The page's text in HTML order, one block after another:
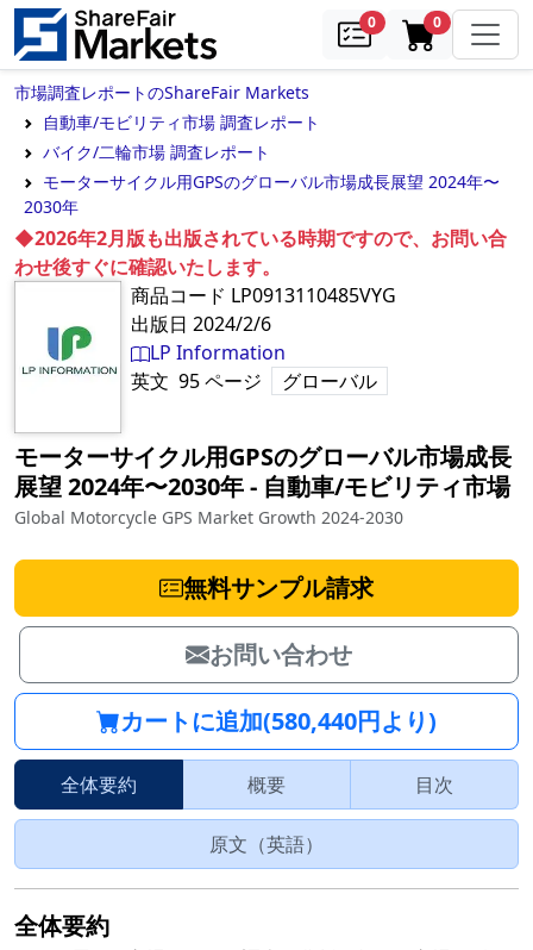
0samples0in cart
市場調査レポートのShareFair Markets
自動車/モビリティ市場 調査レポート
バイク/二輪市場 調査レポート
モーターサイクル用GPSのグローバル市場成長展望 2024年〜
2030年
◆2026年2月版も出版されている時期ですので、お問い合
わせ後すぐに確認いたします。
商品コード LP0913110485VYG
出版日 2024/2/6
LP Information
英文 95ページ グローバル
モーターサイクル用GPSのグローバル市場成長
展望 2024年〜2030年‐ 自動車/モビリティ市場
Global Motorcycle GPS Market Growth 2024-2030
無料サンプル請求
お問い合わせ
カートに追加(580,440円より)
全体要約 概要 目次
原文（英語）
全体要約